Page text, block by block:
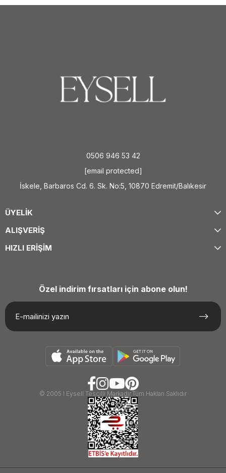
0506 946 53 42
[email protected]
İskele, Barbaros Cd. 6. Sk. No:5, 10870 Edremit/Balıkesir
ÜYELİK
ALIŞVERİŞ
HIZLI ERİŞİM
Özel indirim fırsatları için abone olun!
© 2005 I Eysell Tescilli Markadır.Tüm Hakları Saklıdır